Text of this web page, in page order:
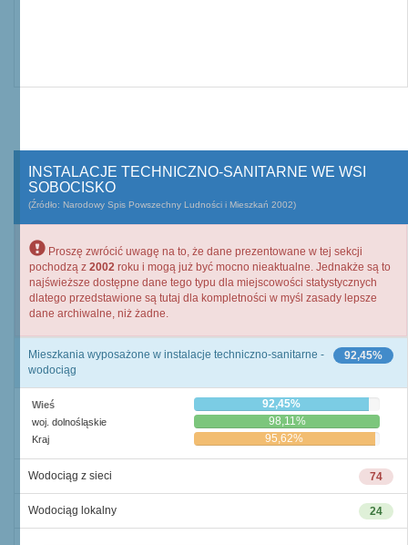
INSTALACJE TECHNICZNO-SANITARNE WE WSI
SOBOCISKO
(Źródło: Narodowy Spis Powszechny Ludności i Mieszkań 2002)
Proszę zwrócić uwagę na to, że dane prezentowane w tej sekcji
pochodzą z 2002 roku i mogą już być mocno nieaktualne. Jednakże są to
najświeższe dostępne dane tego typu dla miejscowości statystycznych
dlatego przedstawione są tutaj dla kompletności w myśl zasady lepsze
dane archiwalne, niż żadne.
92,45%
Mieszkania wyposażone w instalacje techniczno-sanitarne -
wodociąg
Wieś 92,45%
woj. dolnośląskie 98,11%
Kraj 95,62%
74
Wodociąg z sieci
24
Wodociąg lokalny